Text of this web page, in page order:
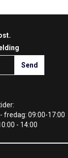
fredag: 09:00-17:00
- 14:00